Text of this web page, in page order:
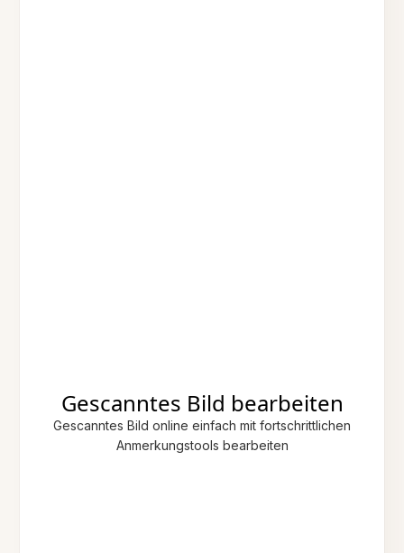
Gescanntes Bild bearbeiten
Gescanntes Bild online einfach mit fortschrittlichen
Anmerkungstools bearbeiten